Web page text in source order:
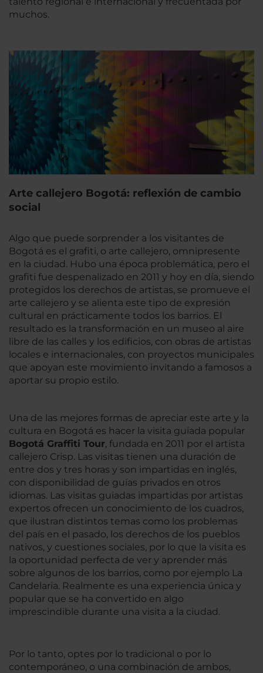
muchos.
Arte callejero Bogotá: reflexión de cambio
social
Algo que puede sorprender a los visitantes de
Bogotá es el grafiti, o arte callejero, omnipresente
en la ciudad. Hubo una época problemática, pero el
grafiti fue despenalizado en 2011 y hoy en día, siendo
protegidos los derechos de artistas, se promueve el
arte callejero y se alienta este tipo de expresión
cultural en prácticamente todos los barrios. El
resultado es la transformación en un museo al aire
libre de las calles y los edificios, con obras de artistas
locales e internacionales, con proyectos municipales
que apoyan este movimiento invitando a famosos a
aportar su propio estilo.
Una de las mejores formas de apreciar este arte y la
cultura en Bogotá es hacer la visita guiada popular
Bogotá Graffiti Tour, fundada en 2011 por el artista
callejero Crisp. Las visitas tienen una duración de
entre dos y tres horas y son impartidas en inglés,
con disponibilidad de guías privados en otros
idiomas. Las visitas guiadas impartidas por artistas
expertos ofrecen un conocimiento de los cuadros,
que ilustran distintos temas como los problemas
del país en el pasado, los derechos de los pueblos
nativos, y cuestiones sociales, por lo que la visita es
la oportunidad perfecta de ver y aprender más
sobre algunos de los barrios, como por ejemplo La
Candelaria. Realmente es una experiencia única y
popular que se ha convertido en algo
imprescindible durante una visita a la ciudad.
Por lo tanto, optes por lo tradicional o por lo
contemporáneo, o una combinación de ambos,